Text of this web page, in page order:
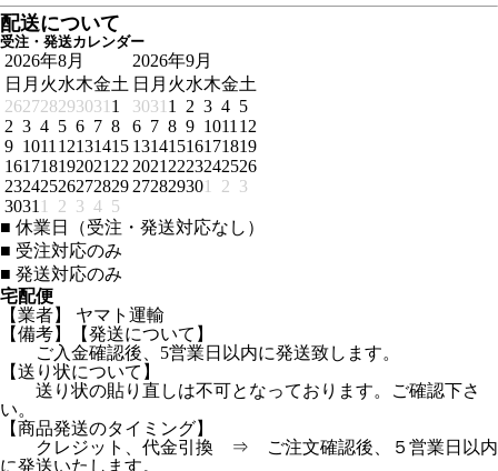
配送について
受注・発送カレンダー
2026年8月
日 月 火水木金土
262728293031 1
2 3 4 5 6 7 8
9 1011 12131415
161718192021 22
23242526272829
3031 1 2 3 4 5
2026年9月
日 月 火水木金土
3031 1 2 3 4 5
6 7 8 9 1011 12
13141516171819
2021 2223242526
272829301 2 3
■ 休業日（受注・発送対応なし）
■ 受注対応のみ
■ 発送対応のみ
宅配便
【業者】 ヤマト運輸
【備考】【発送について】
ご入金確認後、5営業日以内に発送致します。
【送り状について】
送り状の貼り直しは不可となっております。ご確認下さ
い。
【商品発送のタイミング】
クレジット、代金引換 ⇒ ご注文確認後、５営業日以内
に発送いたします。